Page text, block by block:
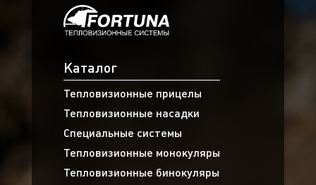
Каталог
Тепловизионные прицелы
Тепловизионные насадки
Специальные системы
Тепловизионные монокуляры
Тепловизионные бинокуляры